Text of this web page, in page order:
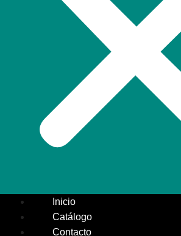
Inicio
Catálogo
Contacto